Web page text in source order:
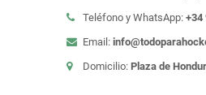
Teléfono y WhatsApp: +34
Email:
Domicilio: Plaza de